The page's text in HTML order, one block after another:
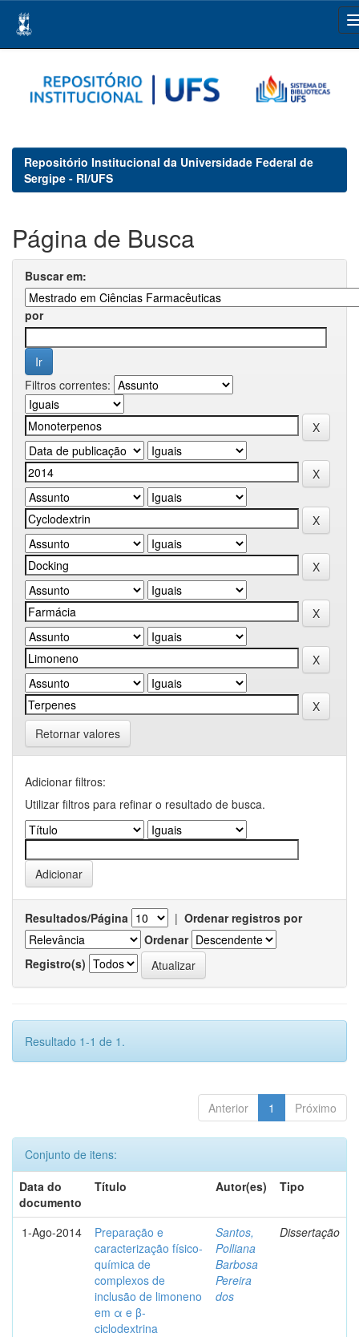
navigation
Repositório Institucional da Universidade Federal de
Sergipe - RI/UFS
Página de Busca
Buscar em:
por
Filtros correntes:
Retornar valores
Adicionar filtros:
Utilizar filtros para refinar o resultado de busca.
Resultados/Página | Ordenar registros por
Ordenar
Registro(s)
Resultado 1-1 de 1.
Anterior 1 Próximo
Conjunto de itens:
Data do
documento
Título Autor(es) Tipo
1-Ago-2014
Preparação e
caracterização físico-
química de
complexos de
inclusão de limoneno
em α e β-
ciclodextrina
Santos,
Polliana
Barbosa
Pereira
dos
Dissertação